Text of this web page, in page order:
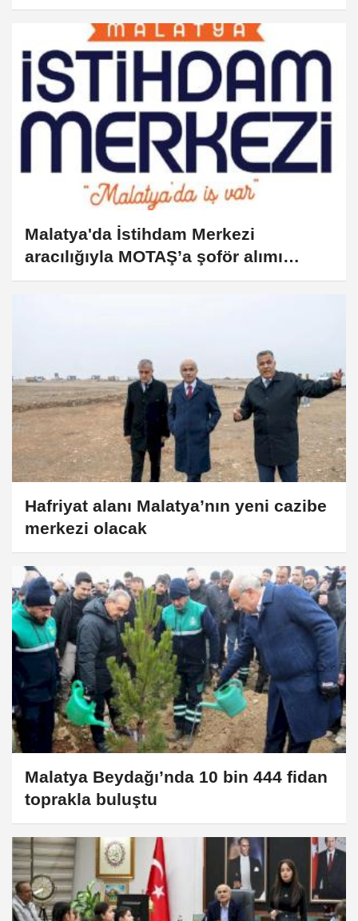
Malatya'da İstihdam Merkezi
aracılığıyla MOTAŞ’a şoför alımı
yapılacak
Hafriyat alanı Malatya’nın yeni cazibe
merkezi olacak
Malatya Beydağı’nda 10 bin 444 fidan
toprakla buluştu